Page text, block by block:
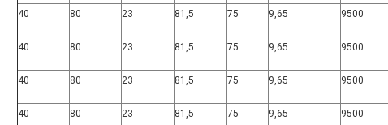
40 80 23 81,5 75 9,65 9500
40 80 23 81,5 75 9,65 9500
40 80 23 81,5 75 9,65 9500
40 80 23 81,5 75 9,65 9500